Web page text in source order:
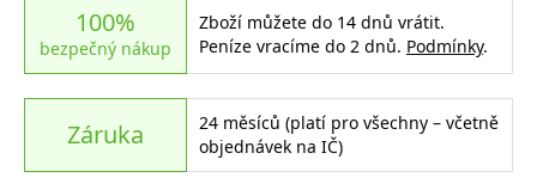
100%
bezpečný nákup
Zboží můžete do 14 dnů vrátit.
Peníze vracíme do 2 dnů. Podmínky.
Záruka
24 měsíců (platí pro všechny – včetně
objednávek na IČ)